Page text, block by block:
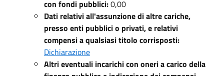
con fondi pubblici:0,00
Dati relativi all'assunzione di altre cariche,
presso enti pubblici o privati, e relativi
compensi a qualsiasi titolo corrisposti:
Dichiarazione
Altri eventuali incarichi con oneri a carico della